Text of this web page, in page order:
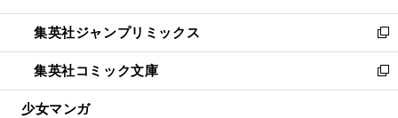
開
く
ウ
で
開
く
ン
ド
ウ
で
開
ウ
ィ
ン
ド
ウ
し
い
ウ
ィ
ン
集英社ジャンプリミックス
新
し
い
ウ
集英社コミック文庫
新
し
少女マンガ